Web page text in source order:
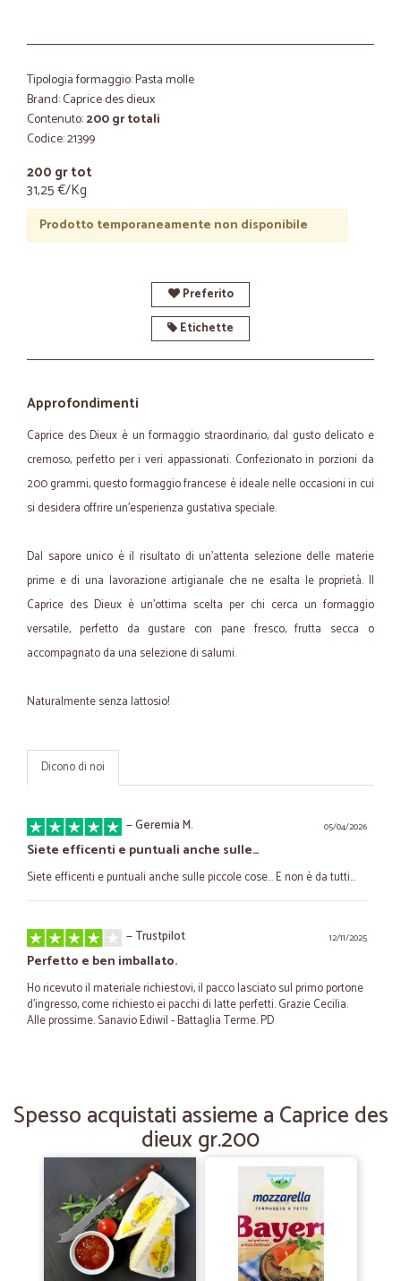
Tipologia formaggio: Pasta molle
Brand: Caprice des dieux
Contenuto:200 gr totali
Codice: 21399
200 gr tot
31,25 €/Kg
Prodotto temporaneamente non disponibile
Preferito
Etichette
Approfondimenti
Caprice des Dieux è un formaggio straordinario, dal gusto delicato e
cremoso, perfetto per i veri appassionati. Confezionato in porzioni da
200 grammi, questo formaggio francese è ideale nelle occasioni in cui
si desidera offrire un'esperienza gustativa speciale.
Dal sapore unico è il risultato di un'attenta selezione delle materie
prime e di una lavorazione artigianale che ne esalta le proprietà. Il
Caprice des Dieux è un'ottima scelta per chi cerca un formaggio
versatile, perfetto da gustare con pane fresco, frutta secca o
accompagnato da una selezione di salumi.
Naturalmente senza lattosio!
Dicono di noi
05/04/2026
—Geremia M.
Siete efficenti e puntuali anche sulle…
Siete efficenti e puntuali anche sulle piccole cose... E non è da tutti...
12/11/2025
—Trustpilot
Perfetto e ben imballato.
Ho ricevuto il materiale richiestovi, il pacco lasciato sul primo portone
d'ingresso, come richiesto ei pacchi di latte perfetti. Grazie Cecilia.
Alle prossime. Sanavio Ediwil - Battaglia Terme. PD
Merce arrivata come da promessa
Merce arrivata come da promessa. Tempistica perfetta e merce ok.
Molto graditi anche i regalini che sono arrivati col pacco. Ottimo.
—Andrea R.
Tutto perfetto (o quasi...)
Tutto perfetto: modalità ordinazione, prezzi, comunicazioni da e al
sito, consegna, imballo, ecc. Unico piccolo neo: non capisco
Spesso acquistati assieme a Caprice des
dieux gr.200